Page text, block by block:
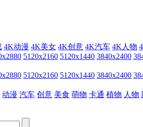
4K动漫 4K美女 4K创意 4K汽车 4K人物
5120x2160 5120x1440 3840x2400
5120x2160 5120x1440 3840x2400
动漫 汽车 创意 美食 萌物 卡通 植物 人物